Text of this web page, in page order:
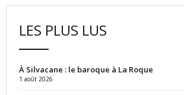
LES PLUS LUS
À Silvacane : le baroque à La Roque
1 août 2026